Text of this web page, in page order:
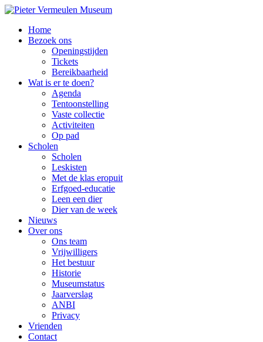
Home
Bezoek ons
Openingstijden
Tickets
Bereikbaarheid
Wat is er te doen?
Agenda
Tentoonstelling
Vaste collectie
Activiteiten
Op pad
Scholen
Scholen
Leskisten
Met de klas eropuit
Erfgoed-educatie
Leen een dier
Dier van de week
Nieuws
Over ons
Ons team
Vrijwilligers
Het bestuur
Historie
Museumstatus
Jaarverslag
ANBI
Privacy
Vrienden
Contact